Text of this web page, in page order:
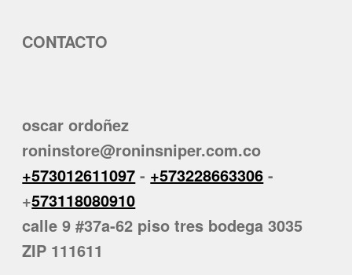
CONTACTO
oscar ordoñez
roninstore@roninsniper.com.co
+573012611097 - +573228663306 -
+573118080910
calle 9 #37a-62 piso tres bodega 3035
ZIP 111611